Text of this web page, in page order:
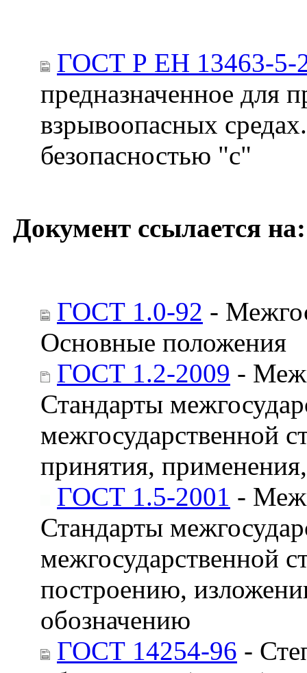
ГОСТ Р ЕН 13463-5-
предназначенное для
взрывоопасных
безопасностью "с"
Документ ссылается на:
ГОСТ 1.0-92 -
Основные положения
ГОСТ 1.2-2009 -
Стандарты
межгосударственной
принятия,
ГОСТ 1.5-2001 -
Стандарты
межгосударственной
построению,
обозначению
ГОСТ 14254-96 -